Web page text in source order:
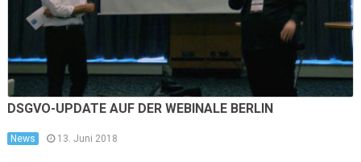
DSGVO-UPDATE AUF DER WEBINALE BERLIN
News 13. Juni 2018